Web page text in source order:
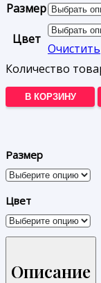
Размер
Цвет
Очистить
Количество
В КОРЗИНУ
Размер
Цвет
Описание